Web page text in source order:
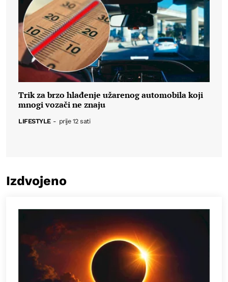
Trik za brzo hlađenje užarenog automobila koji
mnogi vozači ne znaju
LIFESTYLE - prije 12 sati
Izdvojeno